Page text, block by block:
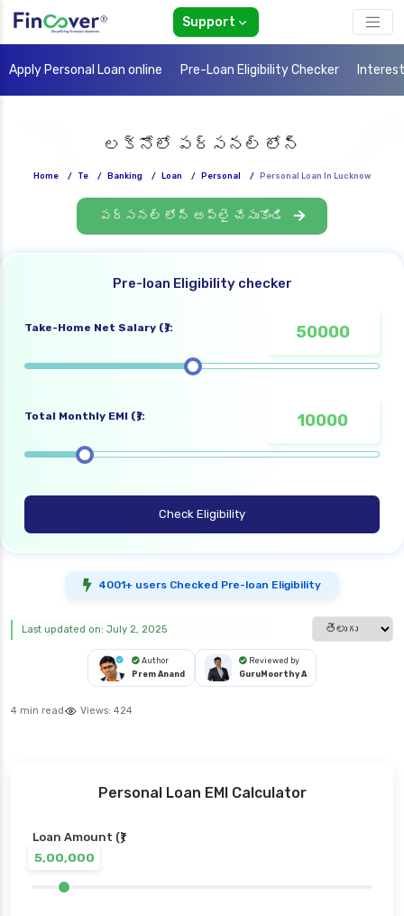
Support
Apply Personal Loan online Pre-Loan Eligibility Checker
లక్నోలో పర్సనల్ లోన్
Home / Te / Banking / Loan / Personal / Personal Loan In Lucknow
పర్సనల్ లోన్ అప్లై చేసుకోండి
Pre-loan Eligibility checker
Take-Home Net Salary (₹):
Total Monthly EMI (₹):
Check Eligibility
4001+ users Checked Pre-loan Eligibility
Select
Last updated on: July 2, 2025
Author
Prem Anand
Reviewed by
GuruMoorthy A
4 min read Views: 424
Personal Loan EMI Calculator
Loan Amount (₹)
5,00,000